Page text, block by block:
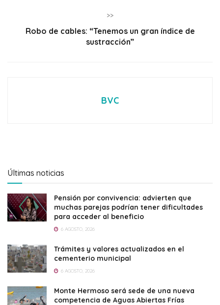
>>
Robo de cables: “Tenemos un gran índice de
sustracción”
BVC
Últimas noticias
Pensión por convivencia: advierten que
muchas parejas podrían tener dificultades
para acceder al beneficio
6 AGOSTO, 2026
Trámites y valores actualizados en el
cementerio municipal
6 AGOSTO, 2026
Monte Hermoso será sede de una nueva
competencia de Aguas Abiertas Frías